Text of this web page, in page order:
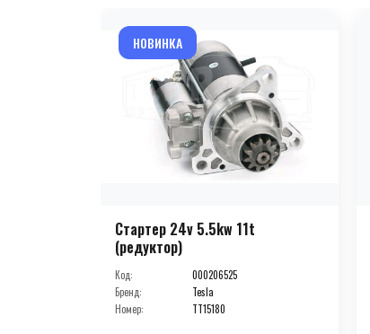
НОВИНКА
Стартер 24v 5.5kw 11t
(редуктор)
Код:
000206525
Бренд:
Tesla
Номер:
TT15180